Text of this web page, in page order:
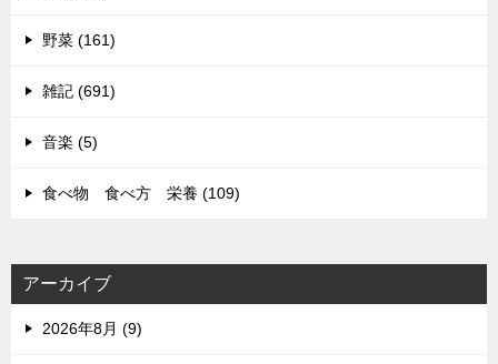
野菜 (161)
雑記 (691)
音楽 (5)
食べ物 食べ方 栄養 (109)
アーカイブ
2026年8月 (9)